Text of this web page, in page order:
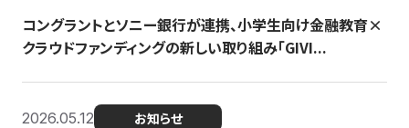
コングラントとソニー銀行が連携、小学生向け金融教育×
クラウドファンディングの新しい取り組み「GIVI...
2026.05.12 お知らせ